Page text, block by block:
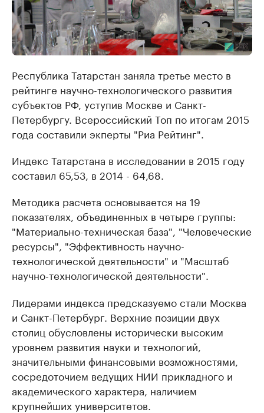
Республика Татарстан заняла третье место в
рейтинге научно-технологического развития
субъектов РФ, уступив Москве и Санкт-
Петербургу. Всероссийский Топ по итогам 2015
года составили экперты "Риа Рейтинг".
Индекс Татарстана в исследовании в 2015 году
составил 65,53, в 2014 - 64,68.
Методика расчета основывается на 19
показателях, объединенных в четыре группы:
"Материально-техническая база", "Человеческие
ресурсы", "Эффективность научно-
технологической деятельности" и "Масштаб
научно-технологической деятельности".
Лидерами индекса предсказуемо стали Москва
и Санкт-Петербург. Верхние позиции двух
столиц обусловлены исторически высоким
уровнем развития науки и технологий,
значительными финансовыми возможностями,
сосредоточием ведущих НИИ прикладного и
академического характера, наличием
крупнейших университетов.